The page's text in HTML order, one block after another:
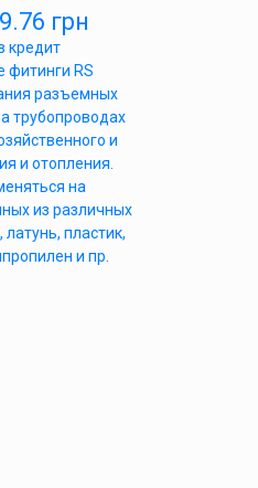
грн
кредит
фитинги RS
разъемных
трубопроводах
и
и отопления.
на
из различных
пластик,
и пр.